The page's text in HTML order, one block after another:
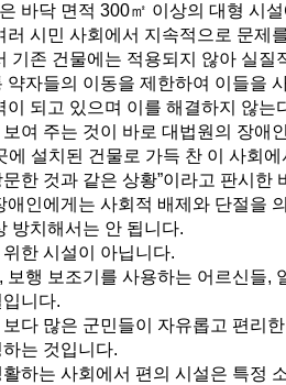
바닥 면적 300㎡ 이상의 대형 시
시민 사회에서 지속적으로 문제
기존 건물에는 적용되지 않아 실질
자들의 이동을 제한하여 이들을
되고 있으며 이를 해결하지 않
여 주는 것이 바로 대법원의 장애
에 설치된 건물로 가득 찬 이 사회
한 것과 같은 상황”이라고 판시한
인에게는 사회적 배제와 단절을
방치해서는 안 됩니다.
한 시설이 아닙니다.
행 보조기를 사용하는 어르신들
니다.
다 많은 군민들이 자유롭고 편리
는 것입니다.
하는 사회에서 편의 시설은 특정